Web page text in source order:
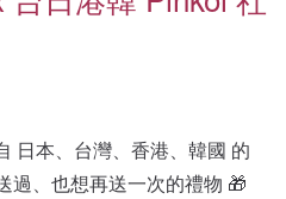
日本、台灣、香港、韓國 的
過、也想再送一次的禮物 🎁